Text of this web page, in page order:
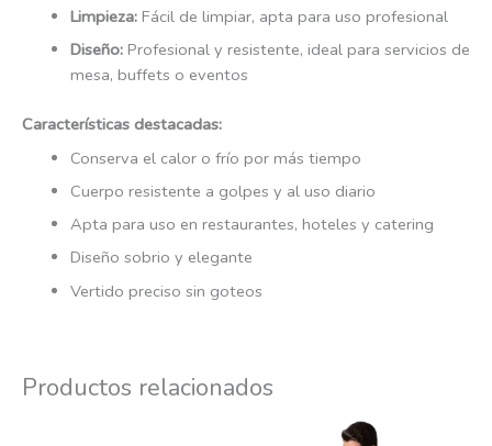
Limpieza:Fácil de limpiar, apta para uso profesional
Diseño:Profesional y resistente, ideal para servicios de
mesa, buffets o eventos
Características destacadas:
Conserva el calor o frío por más tiempo
Cuerpo resistente a golpes y al uso diario
Apta para uso en restaurantes, hoteles y catering
Diseño sobrio y elegante
Vertido preciso sin goteos
Productos relacionados